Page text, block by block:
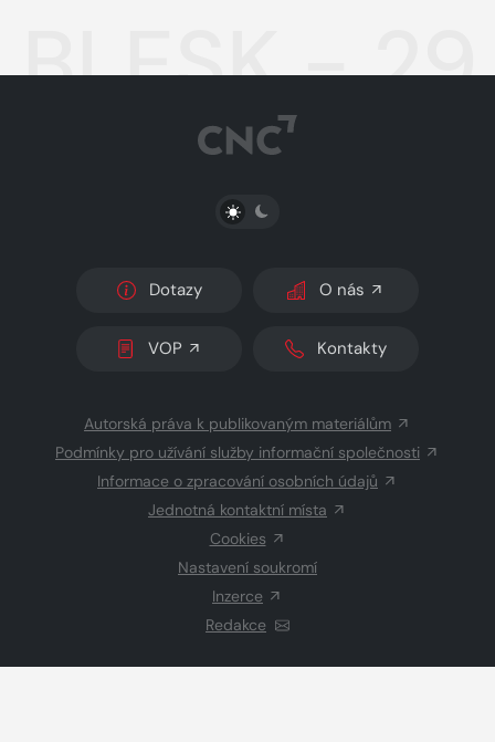
BLESK -
PŘEPNOUT SVĚTLÝ/TMAVÝ REŽIM
Dotazy O nás
VOP Kontakty
Autorská práva k publikovaným materiálům
Podmínky pro užívání služby informační společnosti
Informace o zpracování osobních údajů
Jednotná kontaktní místa
Cookies
Nastavení soukromí
Inzerce
Redakce